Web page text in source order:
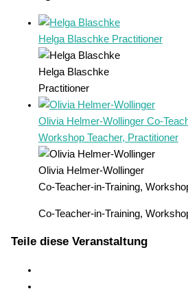
Helga Blaschke Practitioner
Helga Blaschke
Practitioner
Olivia Helmer-Wollinger Co-
Workshop Teacher, Practitioner
Olivia Helmer-Wollinger
Co-Teacher-in-Training,
Co-Teacher-in-Training,
Teile diese Veranstaltung